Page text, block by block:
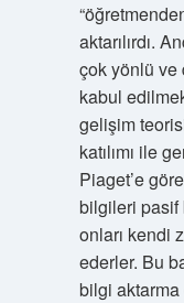
aktarılırdı.
çok yönlü ve
kabul
gelişim
katılımı ile
Piaget’e
bilgileri pasif
onları kendi
ederler. Bu
bilgi aktarma